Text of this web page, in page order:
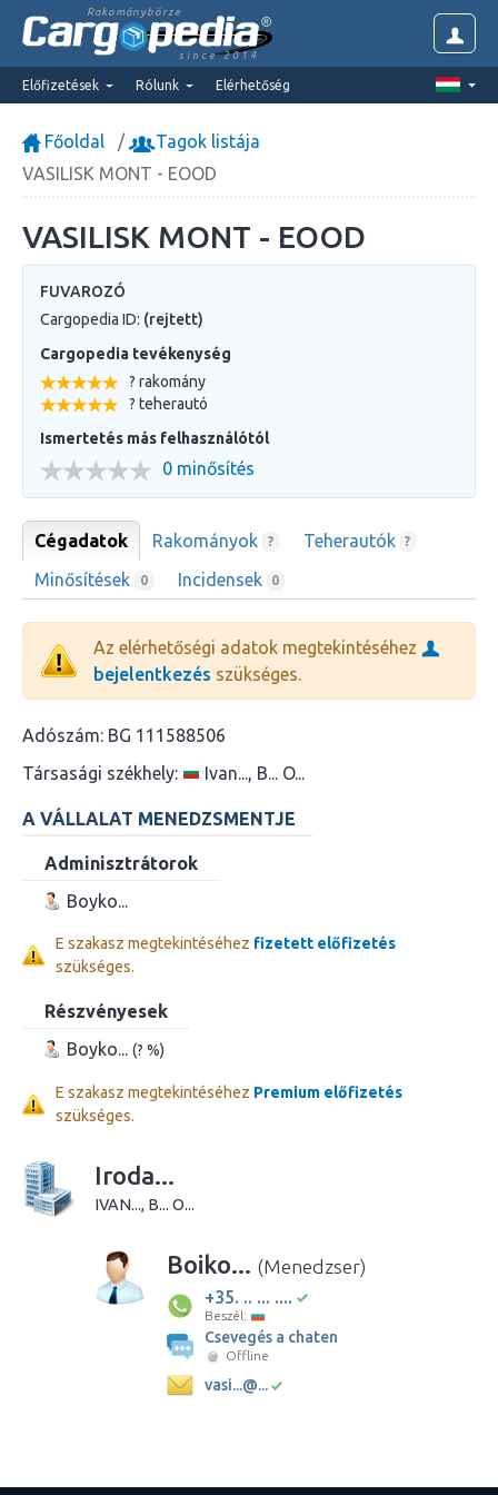
Rakománybörze
since 2014
Előfizetések Rólunk Elérhetőség
Főoldal
Tagok listája
VASILISK MONT - EOOD
VASILISK MONT - EOOD
FUVAROZÓ
Cargopedia ID: (rejtett)
Cargopedia tevékenység
? rakomány
? teherautó
Ismertetés más felhasználótól
0 minősítés
Cégadatok Rakományok ? Teherautók ?
Minősítések 0 Incidensek 0
Az elérhetőségi adatok megtekintéséhez
bejelentkezés szükséges.
Adószám: BG 111588506
Társasági székhely:
Ivan..., B... O...
A VÁLLALAT MENEDZSMENTJE
Adminisztrátorok
Boyko...
E szakasz megtekintéséhez fizetett előfizetés
szükséges.
Részvényesek
Boyko... (? %)
E szakasz megtekintéséhez Premium előfizetés
szükséges.
Iroda...
IVAN..., B... O...
Boiko... (Menedzser)
+35. .. ... ....
Beszél:
Csevegés a chaten
Offline
vasi...@...